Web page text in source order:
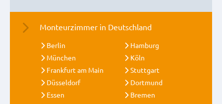
Monteurzimmer in Deutschland
Berlin
Hamburg
München
Köln
Frankfurt am Main
Stuttgart
Düsseldorf
Dortmund
Essen
Bremen